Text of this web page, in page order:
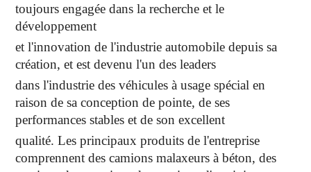
toujours engagée dans la recherche et le
développement
et l'innovation de l'industrie automobile depuis sa
création, et est devenu l'un des leaders
dans l'industrie des véhicules à usage spécial en
raison de sa conception de pointe, de ses
performances stables et de son excellent
qualité. Les principaux produits de l'entreprise
comprennent des camions malaxeurs à béton, des